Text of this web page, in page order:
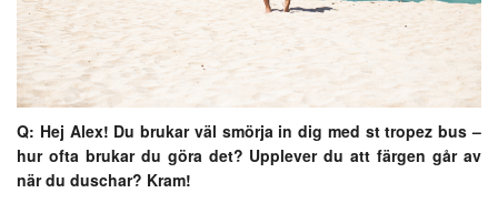
Q: Hej Alex! Du brukar väl smörja in dig med st tropez bus –
hur ofta brukar du göra det? Upplever du att färgen går av
när du duschar? Kram!